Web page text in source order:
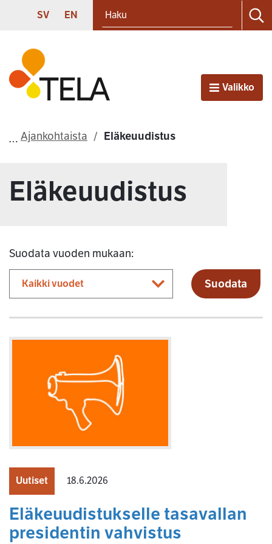
Siirry sisältöön
SVENSKA
SV ENGLISH
EN
Etusivu
AvaaValikko
Ajankohtaista Eläkeuudistus
Eläkeuudistus
Suodata vuoden mukaan:
Suodata
Uutiset 18.6.2026
Eläkeuudistukselle tasavallan
presidentin vahvistus